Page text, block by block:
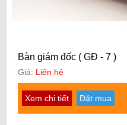
Bàn giám đốc ( GĐ - 7 )
Giá: Liên hệ
Xem chi tiết Đặt mua